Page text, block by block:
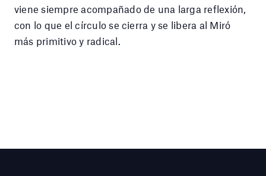
viene siempre acompañado de una larga reflexión,
con lo que el círculo se cierra y se libera al Miró
más primitivo y radical.